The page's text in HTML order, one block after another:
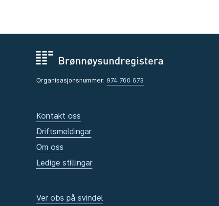
Organisasjonsnummer: 974 760 673
Kontakt oss
Driftsmeldingar
Om oss
Ledige stillingar
Ver obs på svindel